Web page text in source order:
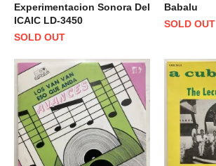
Experimentacion Sonora Del
ICAIC LD-3450
SOLD OUT
Babalu
SOLD OUT